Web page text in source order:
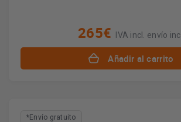
265€ IVA incl. envío incl.
Añadir al carrito
*Envío gratuito